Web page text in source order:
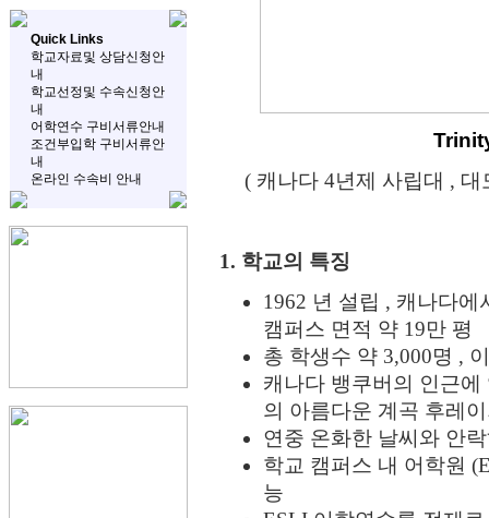
Quick Links
학교자료및 상담신청안
내
학교선정및 수속신청안
내
어학연수 구비서류안내
조건부입학 구비서류안
내
온라인 수속비 안내
( 캐나다 4년제 사립대 ,
1. 학교의 특징
1962 년 설립 , 캐나다
캠퍼스 면적 약 19만 평
총 학생수 약 3,000명 ,
캐나다 뱅쿠버의 인근에
의 아름다운 계곡 후레
연중 온화한 날씨와 안
학교 캠퍼스 내 어학원
능